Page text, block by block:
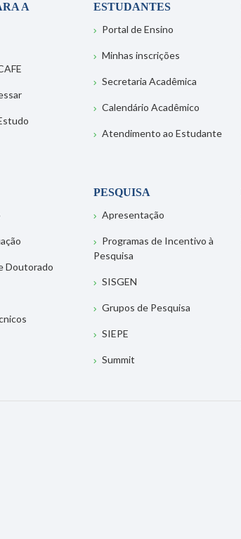
A
ESTUDANTES
Portal de Ensino
Minhas inscrições
Secretaria Acadêmica
Calendário Acadêmico
Atendimento ao Estudante
Doutorado
PESQUISA
Apresentação
Programas de Incentivo à
Pesquisa
SISGEN
Grupos de Pesquisa
SIEPE
Summit